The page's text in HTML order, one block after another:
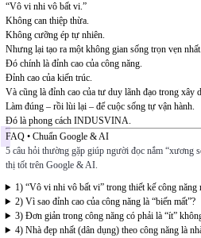
“Vô vi nhi vô bất vi.”
Không can thiệp thừa.
Không cưỡng ép tự nhiên.
Nhưng lại tạo ra một không gian sống trọn vẹn nhất.
Đó chính là đỉnh cao của công năng.
Đỉnh cao của kiến trúc.
Và cũng là đỉnh cao của tư duy lãnh đạo trong xây
Làm đúng – rồi lùi lại – để cuộc sống tự vận hành.
Đó là phong cách INDUSVINA.
FAQ • Chuẩn Google & AI
5 câu hỏi thường gặp giúp người đọc nắm “xương
thị tốt trên Google & AI.
1) “Vô vi nhi vô bất vi” trong thiết kế công năng
2) Vì sao đỉnh cao của công năng là “biến mất”?
3) Đơn giản trong công năng có phải là “ít”
4) Nhà đẹp nhất (dân dụng) theo công năng là